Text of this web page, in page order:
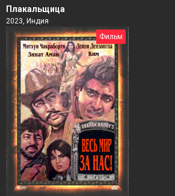
Плакальщица
2023, Индия
Фильм